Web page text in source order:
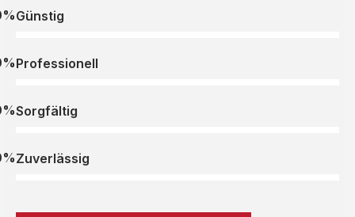
Günstig
Professionell
Sorgfältig
Zuverlässig